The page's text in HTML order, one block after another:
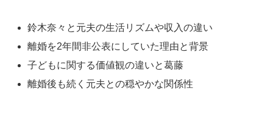
鈴木奈々と元夫の生活リズムや収入の違い
離婚を2年間非公表にしていた理由と背景
子どもに関する価値観の違いと葛藤
離婚後も続く元夫との穏やかな関係性